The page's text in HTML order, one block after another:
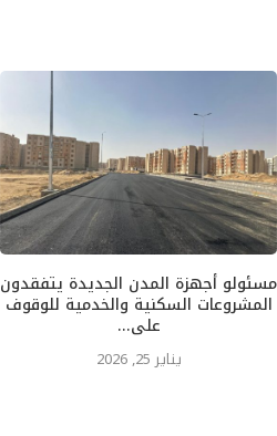
مسئولو أجهزة المدن الجديدة يتفقدون
المشروعات السكنية والخدمية للوقوف
على...
يناير 25, 2026